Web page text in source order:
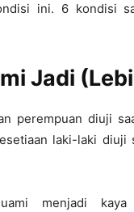
ini. 6 kondisi
Jadi
perempuan diuji
laki-laki diuji
menjadi kaya